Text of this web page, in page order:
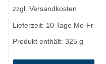
zzgl. Versandkosten
Lieferzeit: 10 Tage Mo-Fr
Produkt enthält: 325 g